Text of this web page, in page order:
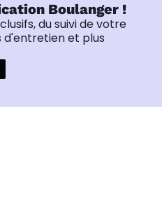
Boulanger !
du suivi de votre
d'entretien et plus